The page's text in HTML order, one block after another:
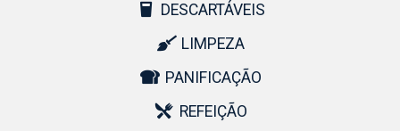
DESCARTÁVEIS
LIMPEZA
PANIFICAÇÃO
REFEIÇÃO